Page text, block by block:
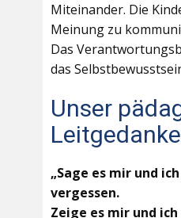
Miteinander. Die
Meinung zu
Das
das
Unser
Leitgedanke
„Sage es mir und
vergessen.
Zeige es mir und